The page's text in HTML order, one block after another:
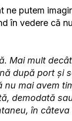
ne putem
în vedere că
Mai mult
după port și
mai avem
demodată
în câteva